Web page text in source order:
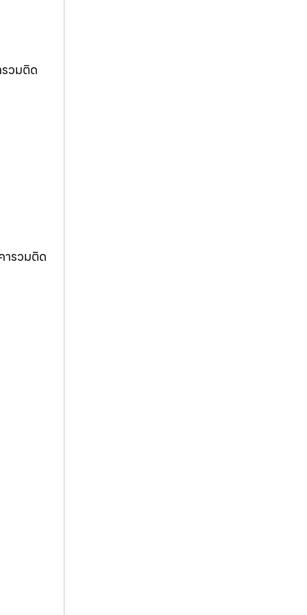
วมติด
ารวมติด